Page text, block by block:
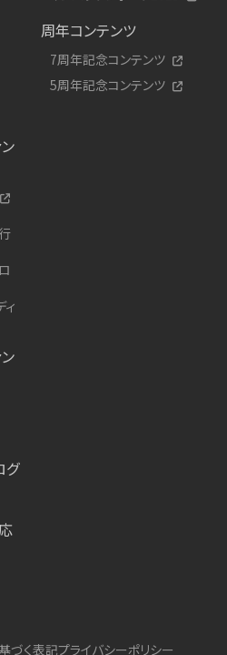
周年コンテンツ
7周年記念コンテンツ
5周年記念コンテンツ
ィ
グ
づく表記プライバシーポリシー